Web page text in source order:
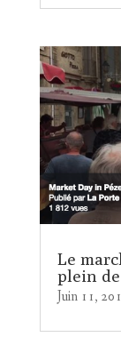
Le
plein de
Juin 11,